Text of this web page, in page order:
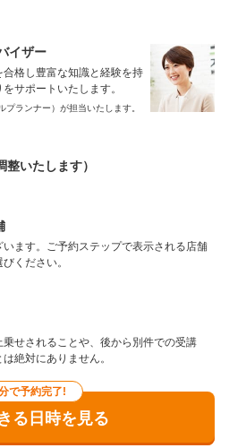
イザー
格し豊富な知識と経験を持
サポートいたします。
ランナー）が担当いたします。
いたします）
ます。ご予約ステップで表示される店舗
ください。
せされることや、後から別件での受講
絶対にありません。
で予約完了!
る日時を見る